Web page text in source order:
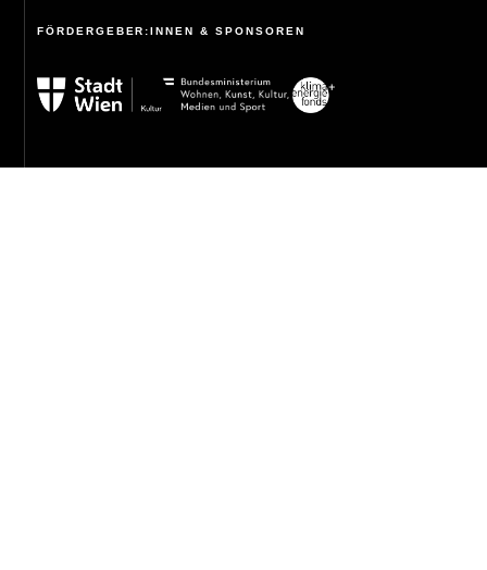
FÖRDERGEBER:INNEN & SPONSOREN